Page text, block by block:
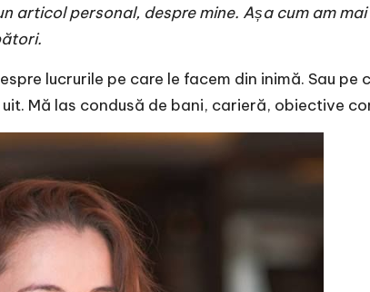
articol personal, despre mine. Așa cum am
lucrurile pe care le facem din inimă. Sau
Mă las condusă de bani, carieră, obiective